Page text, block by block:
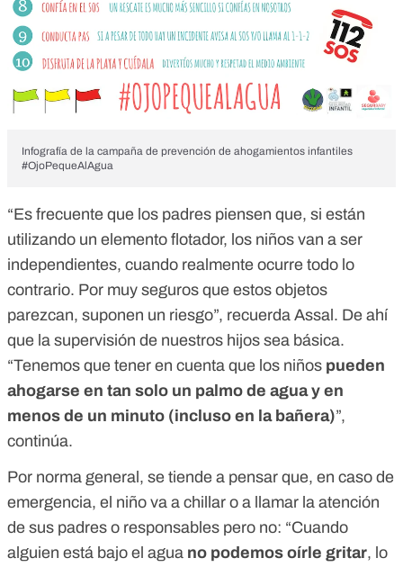
Infografía de la campaña de prevención de ahogamientos infantiles
#OjoPequeAlAgua
“Es frecuente que los padres piensen que, si están
utilizando un elemento flotador, los niños van a ser
independientes, cuando realmente ocurre todo lo
contrario. Por muy seguros que estos objetos
parezcan, suponen un riesgo”, recuerda Assal. De ahí
que la supervisión de nuestros hijos sea básica.
“Tenemos que tener en cuenta que los niños pueden
ahogarse en tan solo un palmo de agua y en
menos de un minuto (incluso en la bañera)”,
continúa.
Por norma general, se tiende a pensar que, en caso de
emergencia, el niño va a chillar o a llamar la atención
de sus padres o responsables pero no: “Cuando
alguien está bajo el agua no podemos oírle gritar, lo